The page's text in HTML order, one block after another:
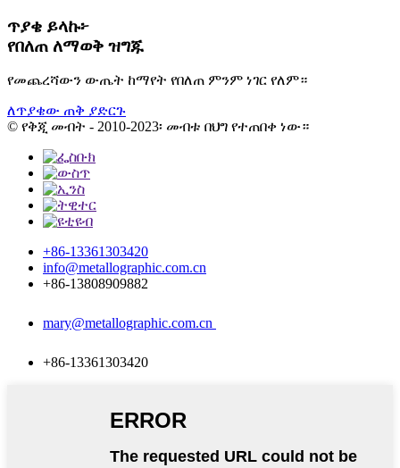
ጥያቄ ይላኩ፦
የበለጠ ለማወቅ ዝግጁ
የመጨረሻውን ውጤት ከማየት የበለጠ ምንም ነገር የለም።
ለጥያቄው ጠቅ ያድርጉ
© የቅጂ መብት - 2010-2023፡ መብቱ በህግ የተጠበቀ ነው።
+86-13361303420
info@metallographic.com.cn
+86-13808909882
mary@metallographic.com.cn
+86-13361303420